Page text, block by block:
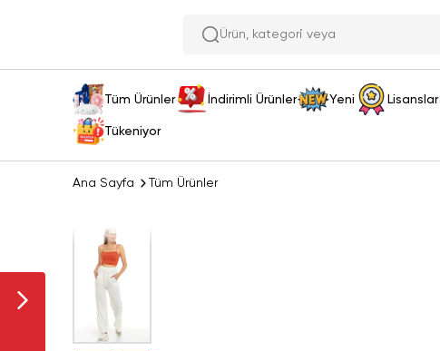
Ürün, ka
Tüm Ürünler İndirimli Ürünler Yeni Lisanslar
Tükeniyor
Ana Sayfa Tüm Ürünler